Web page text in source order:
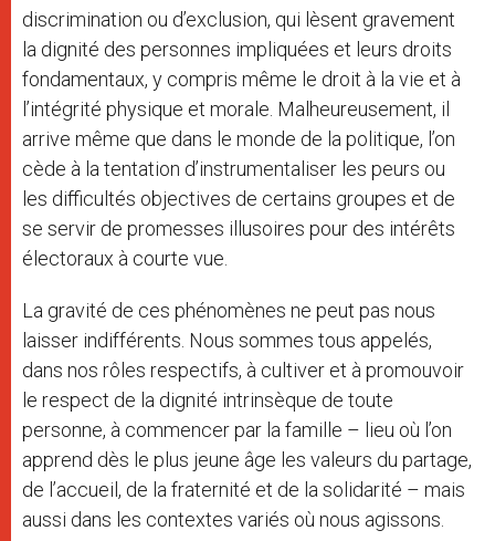
discrimination ou d’exclusion, qui lèsent gravement
la dignité des personnes impliquées et leurs droits
fondamentaux, y compris même le droit à la vie et à
l’intégrité physique et morale. Malheureusement, il
arrive même que dans le monde de la politique, l’on
cède à la tentation d’instrumentaliser les peurs ou
les difficultés objectives de certains groupes et de
se servir de promesses illusoires pour des intérêts
électoraux à courte vue.
La gravité de ces phénomènes ne peut pas nous
laisser indifférents. Nous sommes tous appelés,
dans nos rôles respectifs, à cultiver et à promouvoir
le respect de la dignité intrinsèque de toute
personne, à commencer par la famille – lieu où l’on
apprend dès le plus jeune âge les valeurs du partage,
de l’accueil, de la fraternité et de la solidarité – mais
aussi dans les contextes variés où nous agissons.